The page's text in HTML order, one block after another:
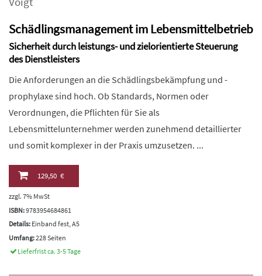
Schädlingsmanagement im Lebensmittelbetrieb
Sicherheit durch leistungs- und zielorientierte Steuerung
des Dienstleisters
Die Anforderungen an die Schädlingsbekämpfung und -
prophylaxe sind hoch. Ob Standards, Normen oder
Verordnungen, die Pflichten für Sie als
Lebensmittelunternehmer werden zunehmend detaillierter
und somit komplexer in der Praxis umzusetzen. ...
129,50 €
zzgl. 7% MwSt
ISBN:9783954684861
Details: Einband fest, A5
Umfang:228 Seiten
Lieferfrist ca. 3-5 Tage